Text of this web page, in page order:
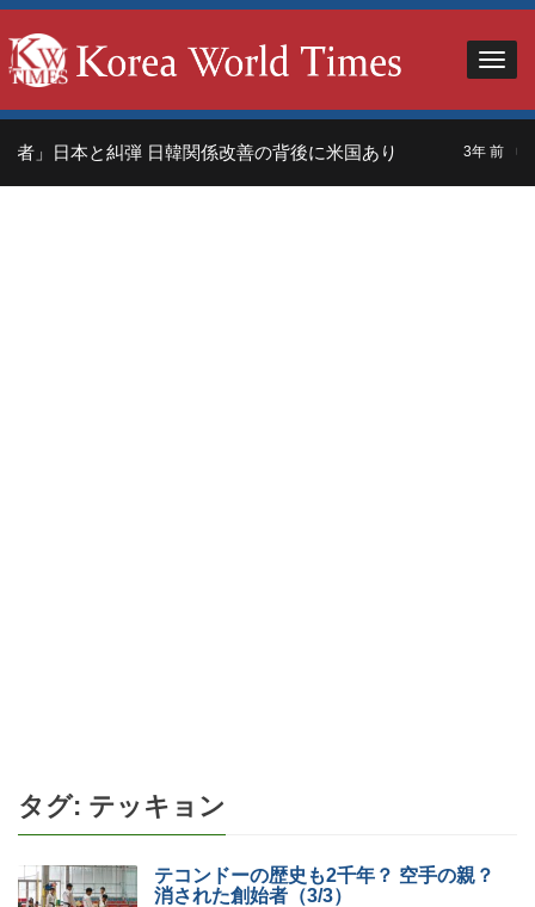
」日本と糾弾 日韓関係改善の背後に米国あり 3年 前 中
タグ: テッキョン
テコンドーの歴史も2千年？ 空手の親？
消された創始者（3/3）